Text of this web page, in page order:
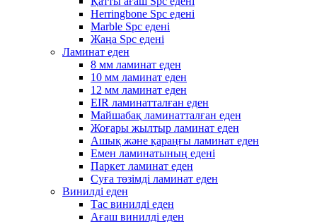
Herringbone Spc едені
Marble Spc едені
Жаңа Spc едені
Ламинат еден
8 мм ламинат еден
10 мм ламинат еден
12 мм ламинат еден
EIR ламинатталған еден
Майшабақ ламинатталған еден
Жоғары жылтыр ламинат еден
Ашық және қараңғы ламинат еден
Емен ламинатының едені
Паркет ламинат еден
Суға төзімді ламинат еден
Винилді еден
Тас винилді еден
Ағаш винилді еден